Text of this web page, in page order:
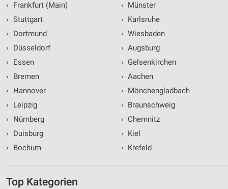
›
Frankfurt (Main)
› Stuttgart
›
Dortmund
›
Düsseldorf
›
Essen
›
Bremen
›
Hannover
›
Leipzig
›
Nürnberg
›
Duisburg
›
Bochum
› Münster
› Karlsruhe
› Wiesbaden
› Augsburg
› Gelsenkirchen
› Aachen
› Mönchengladbach
› Braunschweig
› Chemnitz
› Kiel
› Krefeld
Top Kategorien